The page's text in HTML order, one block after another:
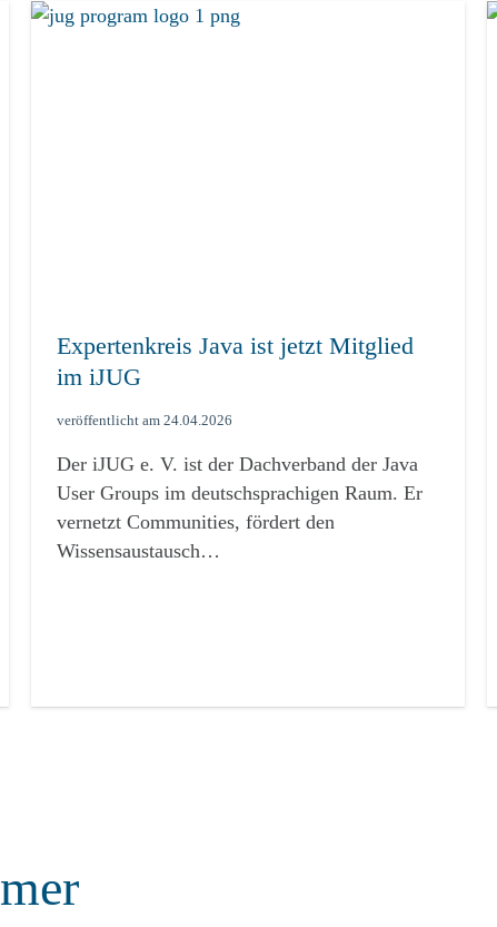
Expertenkreis Java ist jetzt Mitglied
im iJUG
veröffentlicht am24.04.2026
Der iJUG e. V. ist der Dachverband der Java
User Groups im deutschsprachigen Raum. Er
vernetzt Communities, fördert den
Wissensaustausch…